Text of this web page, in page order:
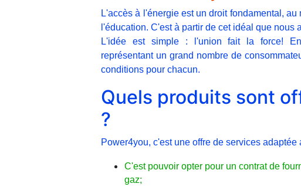
L'accès à l'énergie est un droit fondamental,
l'éducation. C'est à partir de cet idéal que nous
L'idée est simple : l'union fait la force!
représentant un grand nombre de
conditions pour chacun.
Quels produits sont
?
Power4you, c'est une offre de services
C'est pouvoir opter pour un contrat de
gaz;